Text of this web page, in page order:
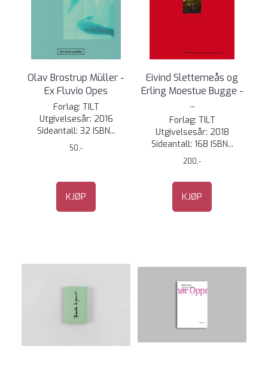
Olav Brostrup Müller -
Ex Fluvio Opes
Forlag: TILT
Utgivelsesår: 2016
Sideantall: 32 ISBN...
50,-
KJØP
Eivind Slettemeås og
Erling Moestue Bugge -
...
Forlag: TILT
Utgivelsesår: 2018
Sideantall: 168 ISBN...
200,-
KJØP